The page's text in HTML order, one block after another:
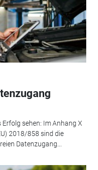
sehen: Im Anhang X
2018/858 sind die
Datenzugang...